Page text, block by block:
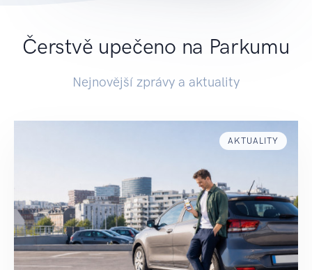
Čerstvě upečeno na Parkumu
Nejnovější zprávy a aktuality
AKTUALITY